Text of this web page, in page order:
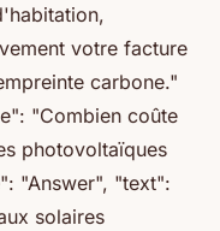
votre facture
carbone."
"Combien coûte
photovoltaïques
"Answer", "text":
solaires